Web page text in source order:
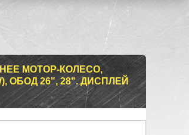
МОТОР-КОЛЕСО,
ОБОД 26", 28". ДИСПЛЕЙ